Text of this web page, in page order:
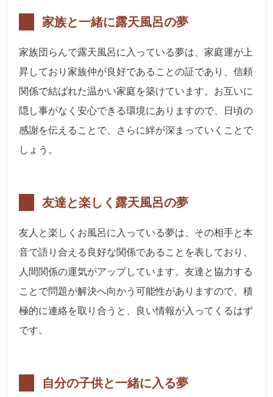
家族と一緒に露天風呂の夢
家族団らんで露天風呂に入っている夢は、家庭運が上
昇しており家族仲が良好であることの証であり、信頼
関係で結ばれた温かい家庭を築けています。お互いに
隠し事がなく安心できる環境にありますので、日頃の
感謝を伝えることで、さらに絆が深まっていくことで
しょう。
友達と楽しく露天風呂の夢
友人と楽しくお風呂に入っている夢は、その相手と本
音で語り合える良好な関係であることを表しており、
人間関係の運気がアップしています。友達と協力する
ことで問題が解決へ向かう可能性がありますので、積
極的に連絡を取り合うと、良い情報が入ってくるはず
です。
自分の子供と一緒に入る夢